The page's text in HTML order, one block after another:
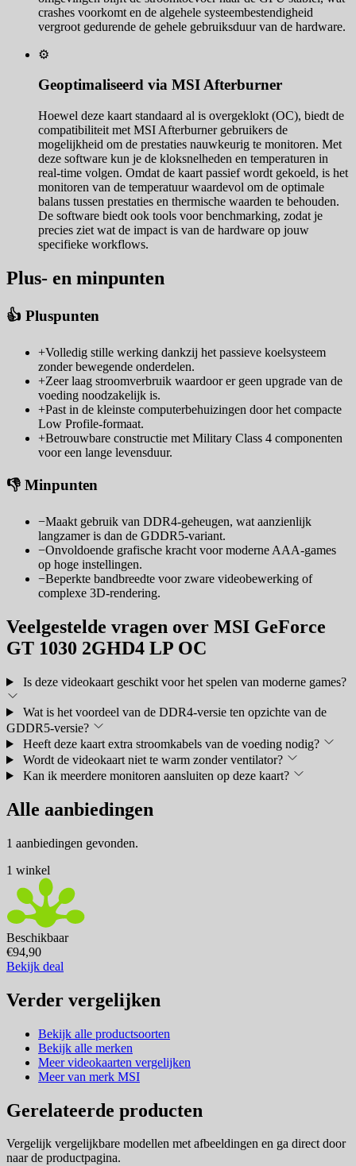
crashes voorkomt en de algehele systeembestendigheid
vergroot gedurende de gehele gebruiksduur van de hardware.
⚙️
Geoptimaliseerd via MSI Afterburner
Hoewel deze kaart standaard al is overgeklokt (OC), biedt de
compatibiliteit met MSI Afterburner gebruikers de
mogelijkheid om de prestaties nauwkeurig te monitoren. Met
deze software kun je de kloksnelheden en temperaturen in
real-time volgen. Omdat de kaart passief wordt gekoeld, is het
monitoren van de temperatuur waardevol om de optimale
balans tussen prestaties en thermische waarden te behouden.
De software biedt ook tools voor benchmarking, zodat je
precies ziet wat de impact is van de hardware op jouw
specifieke workflows.
Plus- en minpunten
👍 Pluspunten
+Volledig stille werking dankzij het passieve koelsysteem
zonder bewegende onderdelen.
+Zeer laag stroomverbruik waardoor er geen upgrade van de
voeding noodzakelijk is.
+Past in de kleinste computerbehuizingen door het compacte
Low Profile-formaat.
+Betrouwbare constructie met Military Class 4 componenten
voor een lange levensduur.
👎 Minpunten
−Maakt gebruik van DDR4-geheugen, wat aanzienlijk
langzamer is dan de GDDR5-variant.
−Onvoldoende grafische kracht voor moderne AAA-games
op hoge instellingen.
−Beperkte bandbreedte voor zware videobewerking of
complexe 3D-rendering.
Veelgestelde vragen over MSI GeForce
GT 1030 2GHD4 LP OC
Is deze videokaart geschikt voor het spelen van moderne games?
Wat is het voordeel van de DDR4-versie ten opzichte van de
GDDR5-versie?
Heeft deze kaart extra stroomkabels van de voeding nodig?
Wordt de videokaart niet te warm zonder ventilator?
Kan ik meerdere monitoren aansluiten op deze kaart?
Alle aanbiedingen
1 aanbiedingen gevonden.
1 winkel
Beschikbaar
€94,90
Bekijk deal
Verder vergelijken
Bekijk alle productsoorten
Bekijk alle merken
Meer videokaarten vergelijken
Meer van merk MSI
Gerelateerde producten
Vergelijk vergelijkbare modellen met afbeeldingen en ga direct door
naar de productpagina.